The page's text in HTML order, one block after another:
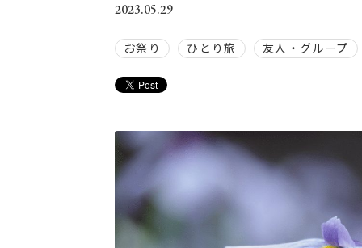
2023.05.29
お祭り ひとり旅 友人・グループ